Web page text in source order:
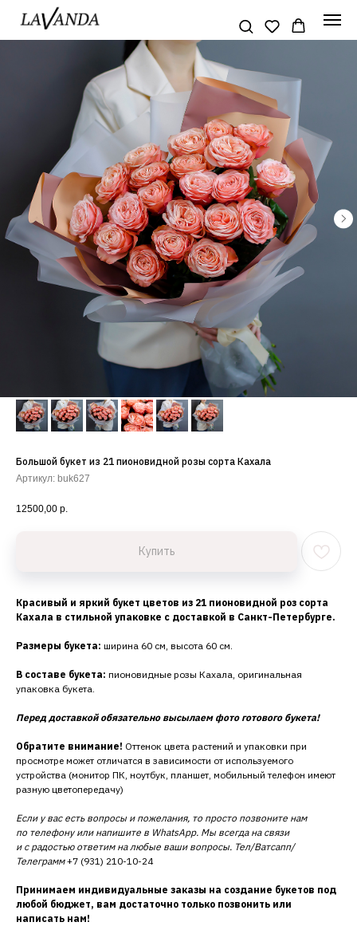
Большой букет из 21 пионовидной розы сорта Кахала
Артикул: buk627
12500,00 р.
Купить
Красивый и яркий букет цветов из 21 пионовидной роз сорта
Кахала в стильной упаковке с доставкой в Санкт-Петербурге.
Размеры букета: ширина 60 см, высота 60 см.
В составе букета: пионовидные розы Кахала, оригинальная
упаковка букета.
Перед доставкой обязательно высылаем фото готового букета!
Обратите внимание! Оттенок цвета растений и упаковки при
просмотре может отличатся в зависимости от используемого
устройства (монитор ПК, ноутбук, планшет, мобильный телефон имеют
разную цветопередачу)
Если у вас есть вопросы и пожелания, то просто позвоните нам
по телефону или напишите в WhatsApp. Мы всегда на связи
и с радостью ответим на любые ваши вопросы. Тел/Ватсапп/
Телеграмм+7 (931) 210-10-24
Принимаем индивидуальные заказы на создание букетов под
любой бюджет, вам достаточно только позвонить или
написать нам!